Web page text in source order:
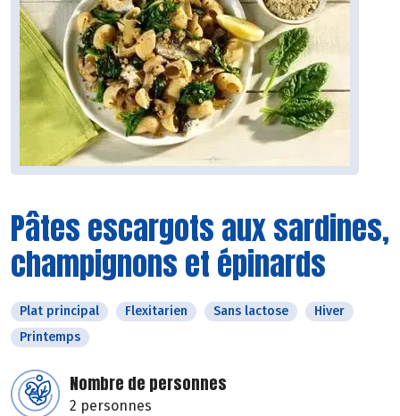
Pâtes escargots aux sardines,
champignons et épinards
Plat principal Flexitarien Sans lactose
Hiver
Printemps
Nombre de personnes
2 personnes